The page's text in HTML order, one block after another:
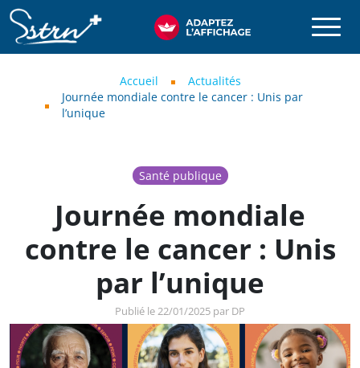
Aller au contenu principal
SSTRN
Accueil
Actualités
Journée mondiale contre le cancer : Unis par
l’unique
Santé publique
Journée mondiale
contre le cancer : Unis
par l’unique
Publié le 22/01/2025 par DP